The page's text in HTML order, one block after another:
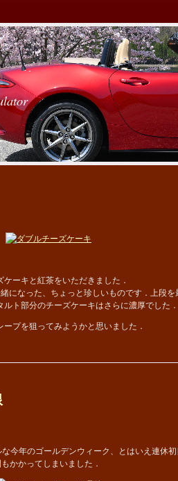
ケーキと紅茶をいただきました．
になった、ちょっと珍しいものです．上段を
ト部分のチーズケーキはさらに濃厚でした．
プを狙ってみようかと思いました．
今年のゴールデンウィーク、とはいえ連休
かかってしまいました．